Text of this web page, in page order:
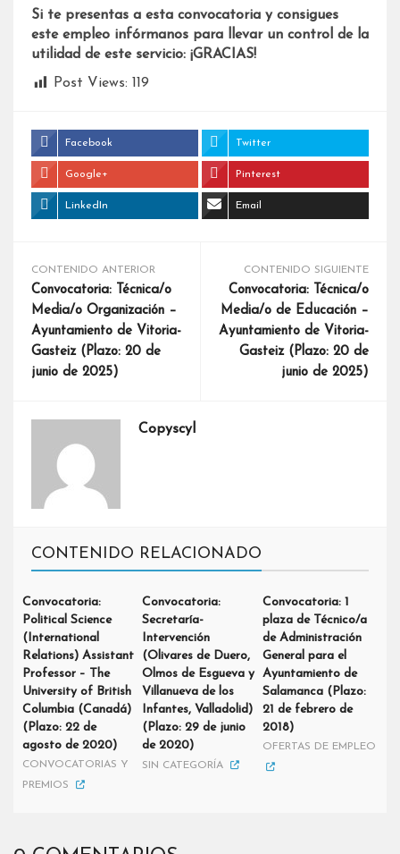
Si te presentas a esta convocatoria y consigues
este empleo infórmanos para llevar un control de la
utilidad de este servicio: ¡GRACIAS!
Post Views: 119
Facebook Twitter
Google+ Pinterest
LinkedIn Email
CONTENIDO ANTERIOR
Convocatoria: Técnica/o
Media/o Organización –
Ayuntamiento de Vitoria-
Gasteiz (Plazo: 20 de
junio de 2025)
CONTENIDO SIGUIENTE
Convocatoria: Técnica/o
Media/o de Educación –
Ayuntamiento de Vitoria-
Gasteiz (Plazo: 20 de
junio de 2025)
Copyscyl
CONTENIDO RELACIONADO
Convocatoria:
Political Science
(International
Relations) Assistant
Professor – The
University of British
Columbia (Canadá)
(Plazo: 22 de
agosto de 2020)
CONVOCATORIAS Y
PREMIOS
Convocatoria:
Secretaría-
Intervención
(Olivares de Duero,
Olmos de Esgueva y
Villanueva de los
Infantes, Valladolid)
(Plazo: 29 de junio
de 2020)
SIN CATEGORÍA
Convocatoria: 1
plaza de Técnico/a
de Administración
General para el
Ayuntamiento de
Salamanca (Plazo:
21 de febrero de
2018)
OFERTAS DE EMPLEO